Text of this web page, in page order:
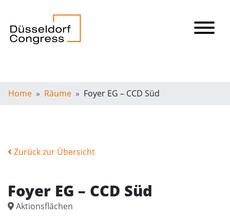
Home Räume Foyer EG – CCD Süd
Zurück zur Übersicht
Foyer EG – CCD Süd
Aktionsflächen